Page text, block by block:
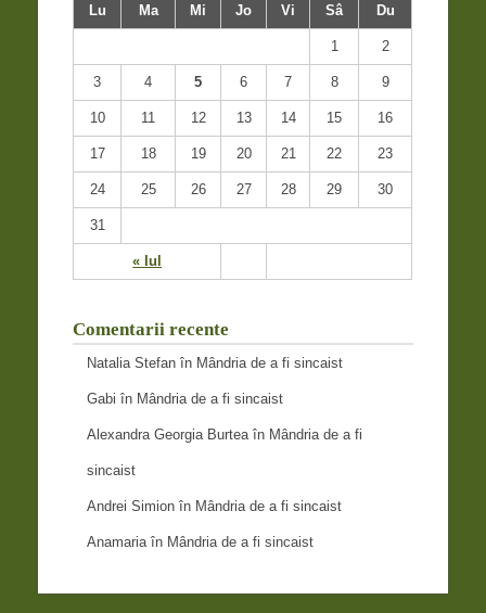
Lu
Ma Mi Jo Vi Sâ Du
« Iul
1 2
3 4 5 6 7 8 9
10 11 12 13 14 15 16
17 18 19 20 21 22 23
24 25 26 27 28 29 30
31
Comentarii recente
Natalia Stefan în Mândria de a fi sincaist
Gabi în Mândria de a fi sincaist
Alexandra Georgia Burtea în Mândria de a fi
sincaist
Andrei Simion în Mândria de a fi sincaist
Anamaria în Mândria de a fi sincaist